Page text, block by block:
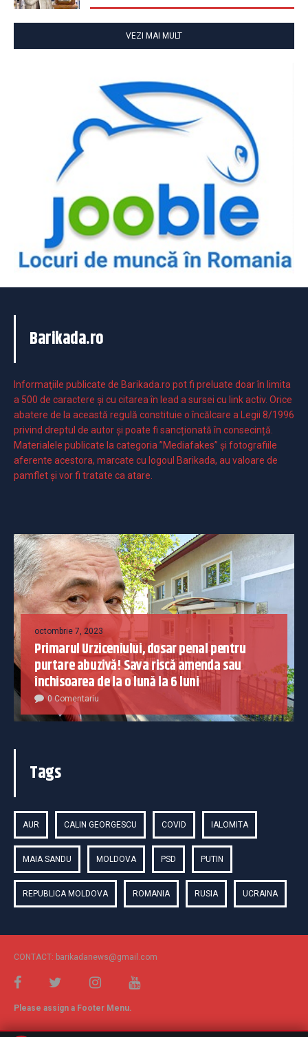
VEZI MAI MULT
Barikada.ro
Informaţiile publicate de Barikada.ro pot fi preluate doar în limita
a 500 de caractere şi cu citarea în lead a sursei cu link activ. Orice
abatere de la această regulă constituie o încălcare a Legii 8/1996
privind dreptul de autor și poate fi sancționată în consecință.
Materialele publicate la categoria ”Mediafakes” și fotografiile
aferente acestora, marcate cu logoul Barikada, au valoare de
pamflet și vor fi tratate ca atare.
octombrie 7, 2023
Primarul Urziceniului, dosar penal pentru
purtare abuzivă! Sava riscă amenda sau
închisoarea de la o lună la 6 luni
0 Comentariu
Tags
AUR CALIN GEORGESCU COVID IALOMITA
MAIA SANDU MOLDOVA PSD PUTIN
REPUBLICA MOLDOVA ROMANIA RUSIA UCRAINA
CONTACT: barikadanews@gmail.com
Please assign a Footer Menu.